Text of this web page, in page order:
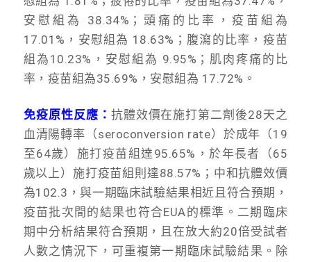
安慰組為 38.34%；頭痛的比率，疫苗組為
17.01%，安慰組為 18.63%；腹瀉的比率，疫苗
組為10.23%，安慰組為 9.95%；肌肉疼痛的比
率，疫苗組為35.69%，安慰組為 17.72%。
免疫原性反應： 抗體效價在施打第二劑後28天之
血清陽轉率（seroconversion rate）於成年（19
至64歲）施打疫苗組達95.65%，於年長者（65
歲以上）施打疫苗組則達88.57%；中和抗體效價
為102.3，與一期臨床試驗結果相近且符合預期，
疫苗批次間的結果也符合EUA的標準。二期臨床
期中分析結果符合預期，且在放大約20倍受試者
人數之情況下，可重複第一期臨床試驗結果。除